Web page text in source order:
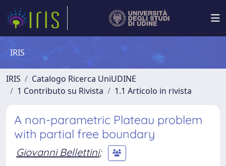
IRIS
IRIS
Catalogo Ricerca UniUDINE
1 Contributo su Rivista
1.1 Articolo in rivista
A non-parametric Plateau problem
with partial free boundary
Giovanni Bellettini;